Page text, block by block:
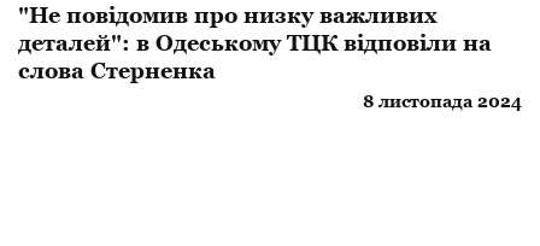
"Не повідомив про низку важливих
деталей": в Одеському ТЦК відповіли на
слова Стерненка
8 листопада 2024